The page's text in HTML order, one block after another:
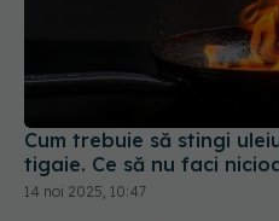
Cum trebuie să stingi
14 noi 2025, 10:47